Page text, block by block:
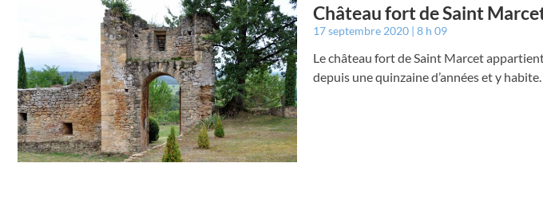
Château fort de Saint
17 septembre 2020 8 h 09
Le château fort de Saint Marcet
depuis une quinzaine d’années et y habite.